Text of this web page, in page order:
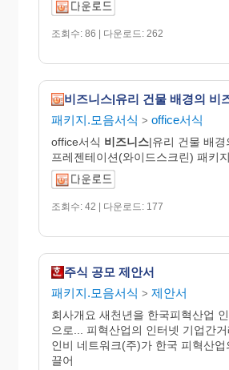
조회수: 86 | 다운로드: 262
패키지.모음서식 > office서식
office서식 비즈니스|유리 건물 배경
프레젠테이션(와이드스크린) 패키
조회수: 42 | 다운로드: 177
주식 공모 제안서
패키지.모음서식 > 제안서
회사개요 새천년을 한국피혁산업
으로... 피혁산업의 인터넷 기업간
인비 네트워크(주)가 한국 피혁산
끌어